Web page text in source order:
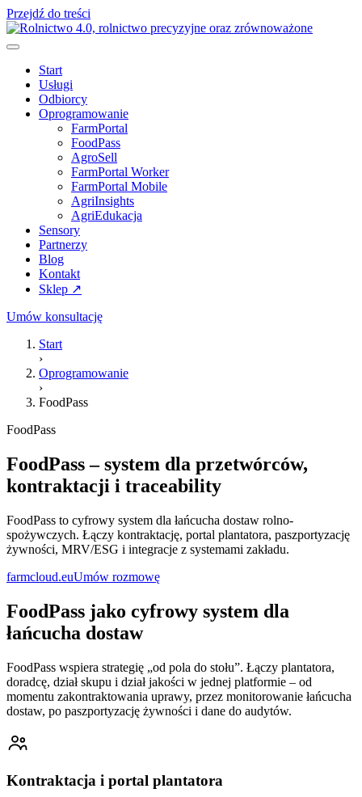
Przejdź do treści
Start
Usługi
Odbiorcy
Oprogramowanie
FarmPortal
FoodPass
AgroSell
FarmPortal Worker
FarmPortal Mobile
AgriInsights
AgriEdukacja
Sensory
Partnerzy
Blog
Kontakt
Sklep ↗
Umów konsultację
Start
›
Oprogramowanie
›
FoodPass
FoodPass
FoodPass – system dla przetwórców,
kontraktacji i traceability
FoodPass to cyfrowy system dla łańcucha dostaw rolno-
spożywczych. Łączy kontraktację, portal plantatora, paszportyzację
żywności, MRV/ESG i integracje z systemami zakładu.
farmcloud.euUmów rozmowę
FoodPass jako cyfrowy system dla
łańcucha dostaw
FoodPass wspiera strategię „od pola do stołu”. Łączy plantatora,
doradcę, dział skupu i dział jakości w jednej platformie – od
momentu zakontraktowania uprawy, przez monitorowanie łańcucha
dostaw, po paszportyzację żywności i dane do audytów.
Kontraktacja i portal plantatora